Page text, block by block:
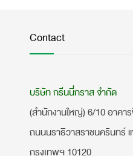
Contact
บริษัท กรีนนี่กราส จำกัด
(สำนักงานใหญ่) 6/10 อาค
ถนนนราธิวาสราชนครินทร์
กรุงเทพฯ 10120